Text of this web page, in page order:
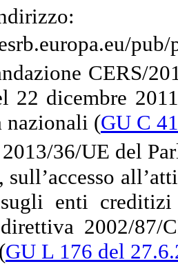
CERS/
22 dicembre
nazionali (GU C
36/UE del
sull’accesso
enti
2002/87/
GU L 176 del